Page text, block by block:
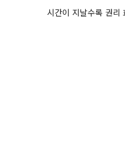
시간이 지날수록 권리